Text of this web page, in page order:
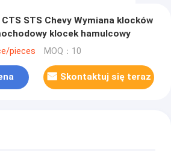
STS Chevy Wymiana klocków
klocek hamulcowy
pieces MOQ：10
Skontaktuj się teraz